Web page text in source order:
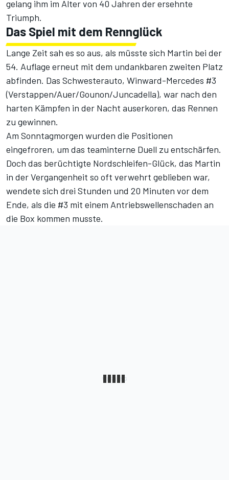
gelang ihm im Alter von 40 Jahren der ersehnte
Triumph.
Das Spiel mit dem Rennglück
Lange Zeit sah es so aus, als müsste sich Martin bei der
54. Auflage erneut mit dem undankbaren zweiten Platz
abfinden. Das Schwesterauto, Winward-Mercedes #3
(Verstappen/Auer/Gounon/Juncadella), war nach den
harten Kämpfen in der Nacht auserkoren, das Rennen
zu gewinnen.
Am Sonntagmorgen wurden die Positionen
eingefroren, um das teaminterne Duell zu entschärfen.
Doch das berüchtigte Nordschleifen-Glück, das Martin
in der Vergangenheit so oft verwehrt geblieben war,
wendete sich drei Stunden und 20 Minuten vor dem
Ende, als die #3 mit einem Antriebswellenschaden an
die Box kommen musste.